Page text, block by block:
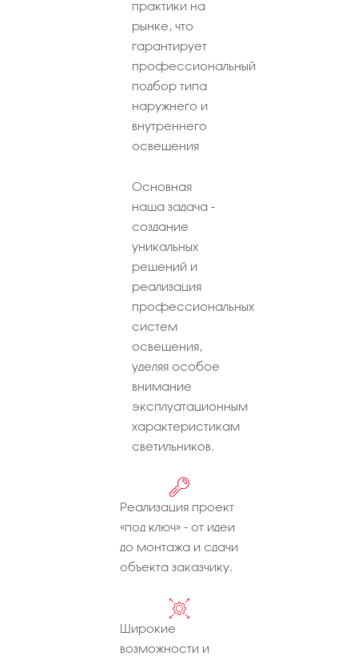
практики на
рынке, что
гарантирует
профессиональный
подбор типа
наружнего и
внутреннего
освещения
Основная
наша задача -
создание
уникальных
решений и
реализация
профессиональных
систем
освещения,
уделяя особое
внимание
эксплуатационным
характеристикам
светильников.
Реализация проект
«под ключ» - от идеи
до монтажа и сдачи
объекта заказчику.
Широкие
возможности и